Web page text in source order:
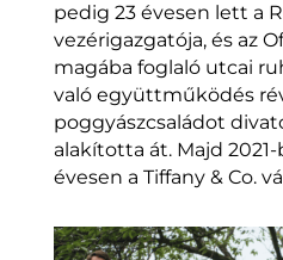
pedig 23 évesen lett a
vezérigazgatója, és az
magába foglaló utcai
való együttműködés
poggyászcsaládot
alakította át. Majd
évesen a Tiffany & Co.